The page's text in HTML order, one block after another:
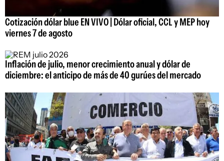
Cotización dólar blue EN VIVO | Dólar oficial, CCL y MEP hoy
viernes 7 de agosto
Inflación de julio, menor crecimiento anual y dólar de
diciembre: el anticipo de más de 40 gurúes del mercado